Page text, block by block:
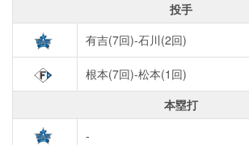
投手
有吉(7回)-石川(2回)
根本(7回)-松本(1回)
本塁打
-